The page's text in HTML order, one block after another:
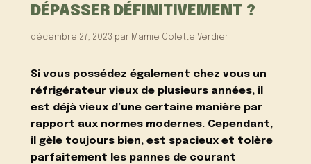
DÉPASSER DÉFINITIVEMENT ?
décembre 27, 2023 par Mamie Colette Verdier
Si vous possédez également chez vous un
réfrigérateur vieux de plusieurs années, il
est déjà vieux d’une certaine manière par
rapport aux normes modernes. Cependant,
il gèle toujours bien, est spacieux et tolère
parfaitement les pannes de courant